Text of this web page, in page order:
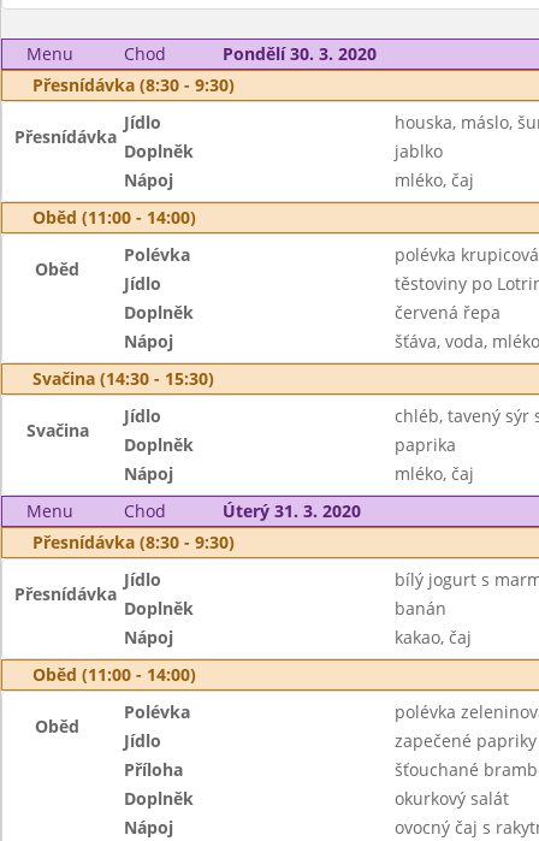
Menu Chod
Pondělí 30. 3. 2020
Přesnídávka (8:30 - 9:30)
Přesnídávka
Jídlo
houska, máslo,
Doplněk
jablko
Nápoj
mléko, čaj
Oběd (11:00 - 14:00)
Oběd
Polévka
polévka
Jídlo
těstoviny po
Doplněk
červená řepa
Nápoj
šťáva, voda, mléko
Svačina (14:30 - 15:30)
Svačina
Jídlo
chléb, tavený sýr
Doplněk
paprika
Nápoj
mléko, čaj
Menu
Chod
Úterý 31. 3. 2020
Přesnídávka (8:30 - 9:30)
Přesnídávka
Jídlo
bílý jogurt s
Doplněk
banán
Nápoj
kakao, čaj
Oběd (11:00 - 14:00)
Oběd
Polévka
polévka
Jídlo
zapečené
Příloha
šťouchané
Doplněk
okurkový salát
Nápoj
ovocný čaj s